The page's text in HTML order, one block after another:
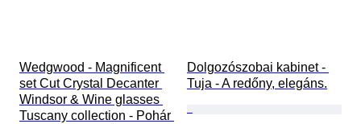
Wedgwood - Magnificent
set Cut Crystal Decanter
Windsor & Wine glasses
Tuscany collection - Pohár
Dolgozószobai kabinet -
Tuja - A redőny, elegáns.